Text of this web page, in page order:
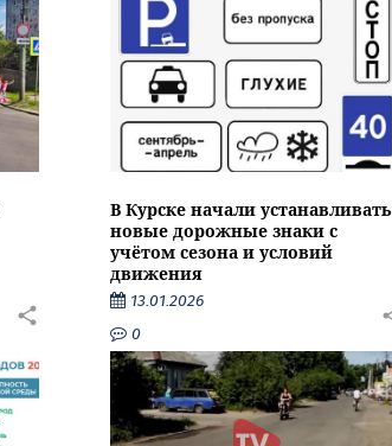
В Курске начали устанавливать
новые дорожные знаки с
учётом сезона и условий
движения
13.01.2026
0